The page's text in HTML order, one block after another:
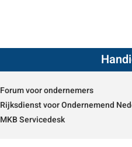
Forum voor ondernemers
Rijksdienst voor Ondernemend
MKB Servicedesk